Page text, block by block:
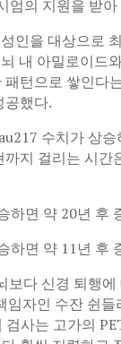
엄의 지원을 받아
인을 대상으로
내 아밀로이드
턴으로 쌓인다
공했다.
수치가 상승
지 걸리는 시간
하면 약 20년 후
하면 약 11년 후
보다 신경 퇴행
임자인 수잔 쉰들
사는 고가의